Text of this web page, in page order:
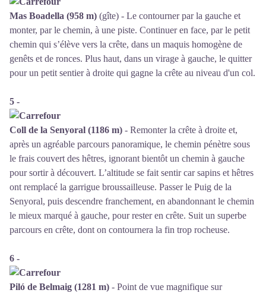
Mas Boadella (958 m) (gîte) - Le contourner par la gauche et
monter, par le chemin, à une piste. Continuer en face, par le petit
chemin qui s’élève vers la crête, dans un maquis homogène de
genêts et de ronces. Plus haut, dans un virage à gauche, le quitter
pour un petit sentier à droite qui gagne la crête au niveau d'un col.
5 -
Coll de la Senyoral (1186 m) - Remonter la crête à droite et,
après un agréable parcours panoramique, le chemin pénètre sous
le frais couvert des hêtres, ignorant bientôt un chemin à gauche
pour sortir à découvert. L’altitude se fait sentir car sapins et hêtres
ont remplacé la garrigue broussailleuse. Passer le Puig de la
Senyoral, puis descendre franchement, en abandonnant le chemin
le mieux marqué à gauche, pour rester en crête. Suit un superbe
parcours en crête, dont on contournera la fin trop rocheuse.
6 -
Piló de Belmaig (1281 m) - Point de vue magnifique sur